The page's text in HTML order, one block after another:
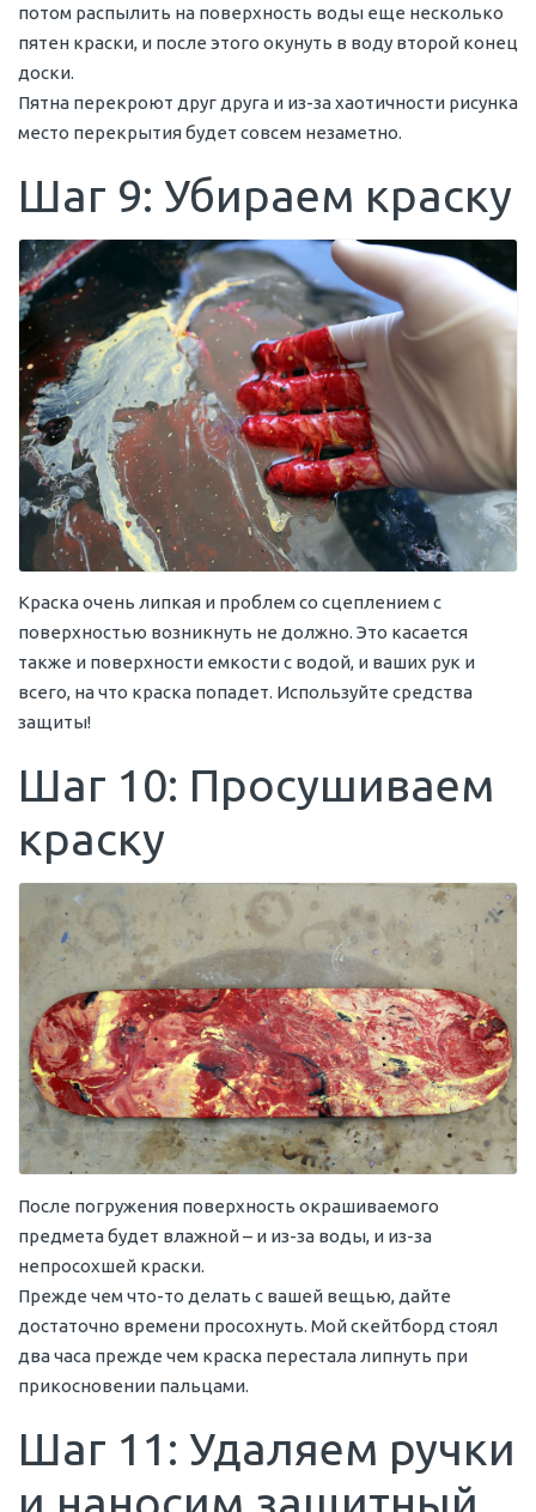
потом распылить на поверхность воды еще несколько
пятен краски, и после этого окунуть в воду второй конец
доски.
Пятна перекроют друг друга и из-за хаотичности рисунка
место перекрытия будет совсем незаметно.
Шаг 9: Убираем краску
Краска очень липкая и проблем со сцеплением с
поверхностью возникнуть не должно. Это касается
также и поверхности емкости с водой, и ваших рук и
всего, на что краска попадет. Используйте средства
защиты!
Шаг 10: Просушиваем
краску
После погружения поверхность окрашиваемого
предмета будет влажной – и из-за воды, и из-за
непросохшей краски.
Прежде чем что-то делать с вашей вещью, дайте
достаточно времени просохнуть. Мой скейтборд стоял
два часа прежде чем краска перестала липнуть при
прикосновении пальцами.
Шаг 11: Удаляем ручки